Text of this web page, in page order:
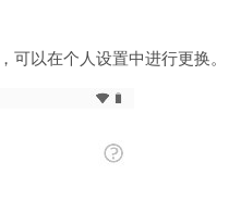
可以在个人设置中进行更换。